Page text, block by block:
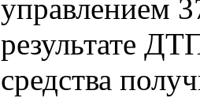
управлением
результате
средства